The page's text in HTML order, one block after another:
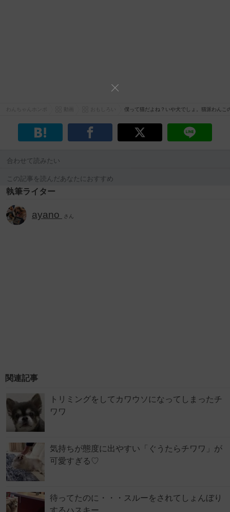
おもしろい 僕って猫だよね？いや犬でしょ。猫派わん
合わせて読みたい
この記事を読んだあなたにおすすめ
執筆ライター
ayano さん
関連記事
トリミングをしてカワウソになってしまったチ
ワワ
気持ちが態度に出やすい「ぐうたらチワワ」が
可愛すぎる♡
待ってたのに・・・スルーをされてしょんぼり
するハスキー